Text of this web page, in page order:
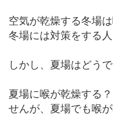
空気が乾燥する冬場
冬場には対策をする人
しかし、夏場はどう
夏場に喉が乾燥する
せんが、夏場でも喉